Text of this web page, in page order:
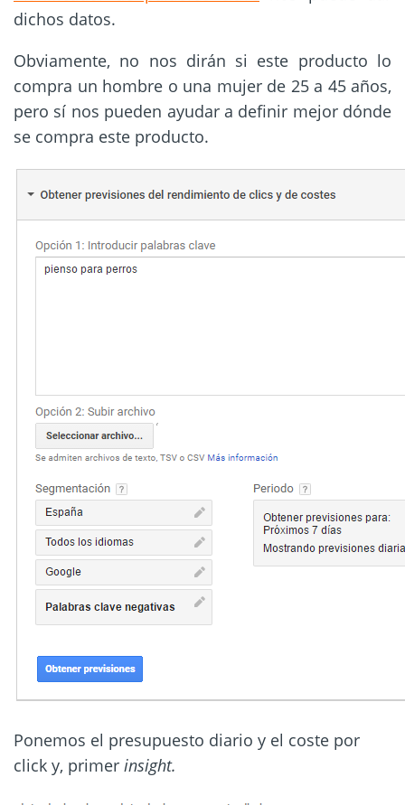
dichos datos.
Obviamente, no nos dirán si este producto lo
compra un hombre o una mujer de 25 a 45 años,
pero sí nos pueden ayudar a definir mejor dónde
se compra este producto.
Ponemos el presupuesto diario y el coste por
click y, primer insight.